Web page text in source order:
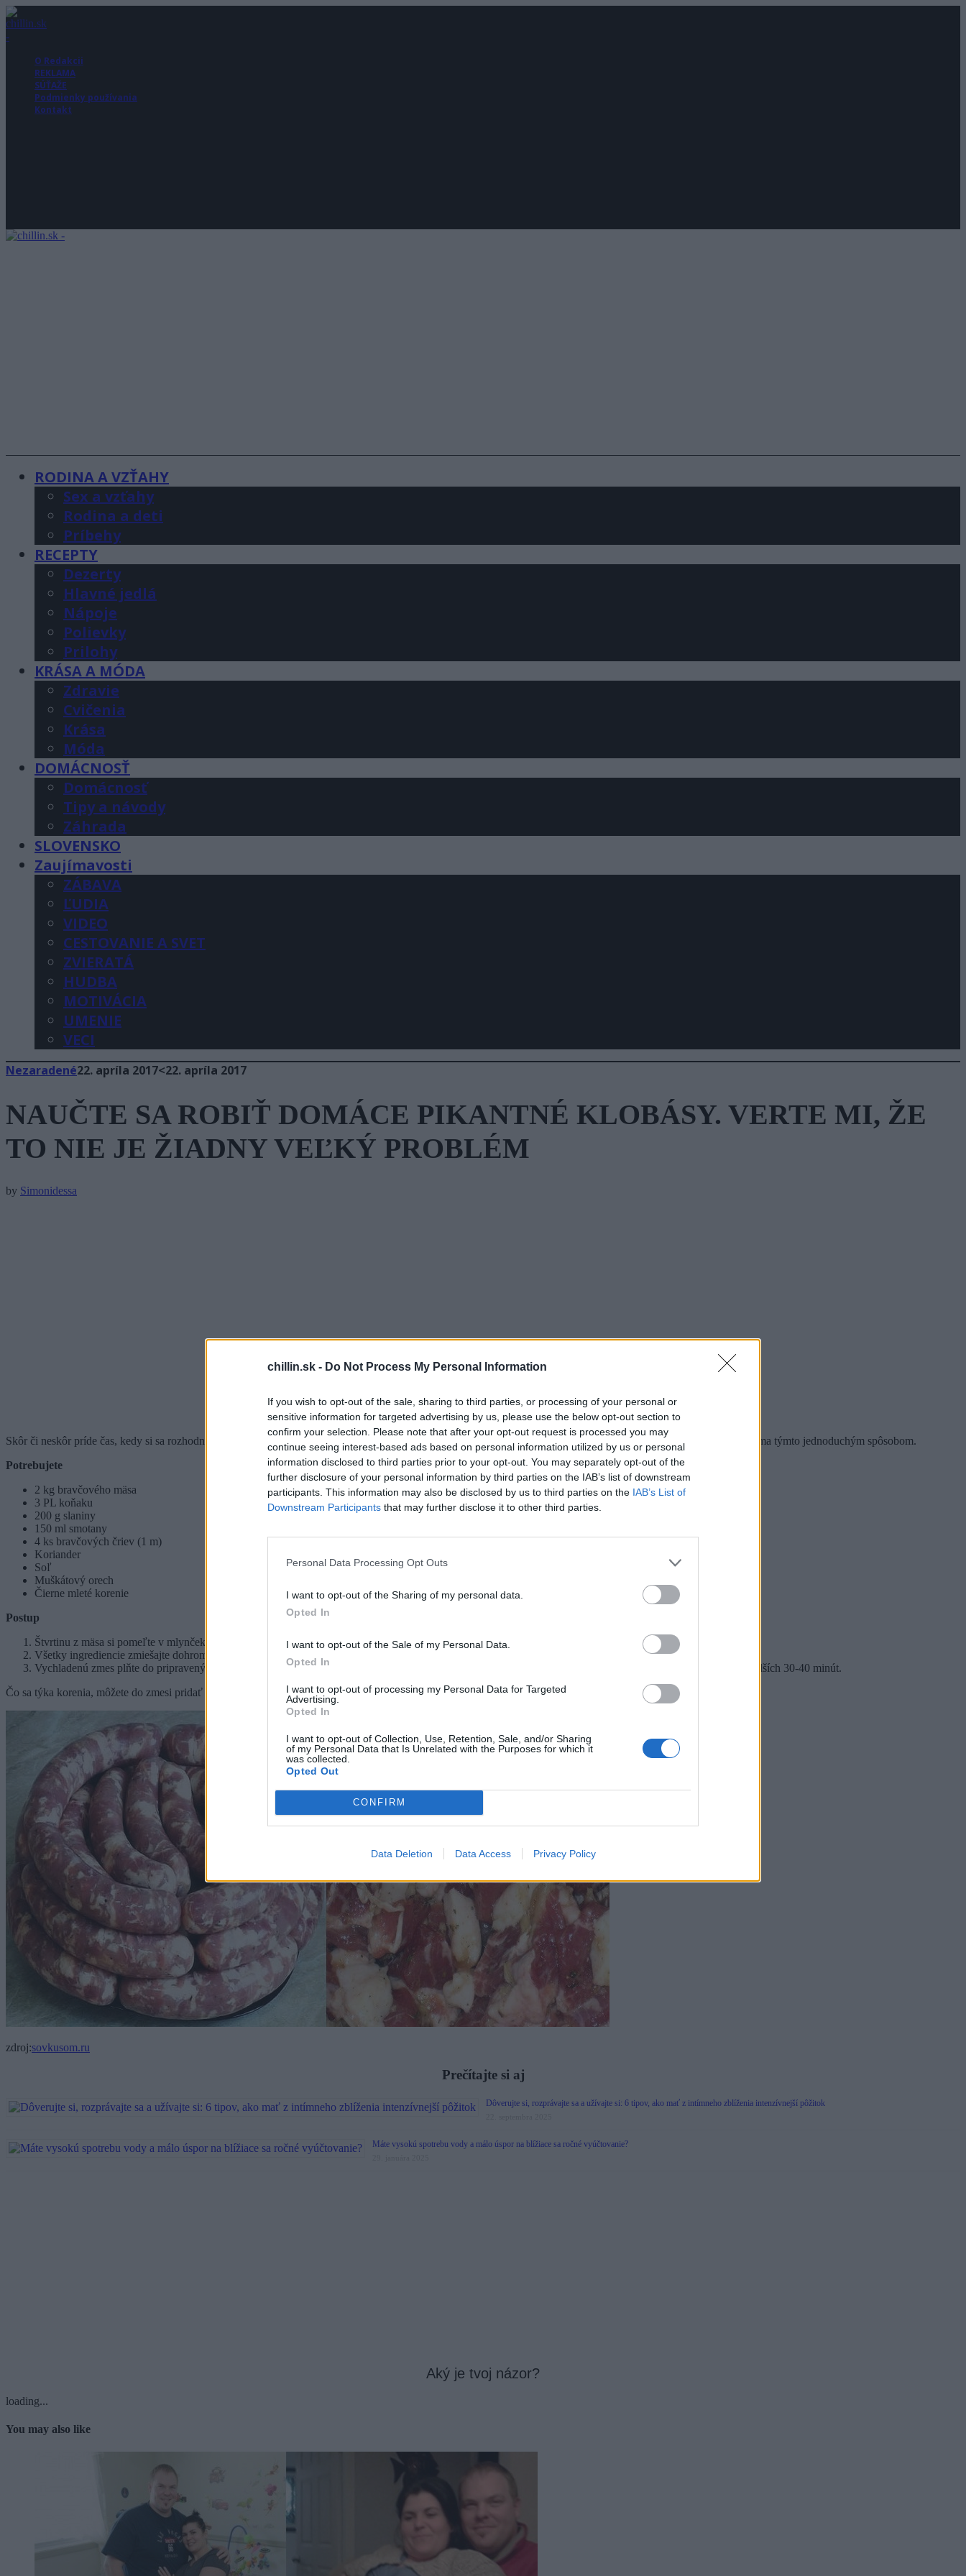
chillin.sk - Do Not Process My Personal Information
If you wish to opt-out of the sale, sharing to third parties, or processing of your personal or
sensitive information for targeted advertising by us, please use the below opt-out section to
confirm your selection. Please note that after your opt-out request is processed you may
continue seeing interest-based ads based on personal information utilized by us or personal
information disclosed to third parties prior to your opt-out. You may separately opt-out of the
further disclosure of your personal information by third parties on the IAB’s list of downstream
participants. This information may also be disclosed by us to third parties on the IAB’s List of
Downstream Participants that may further disclose it to other third parties.
Personal Data Processing Opt Outs
I want to opt-out of the Sharing of my personal data.
Opted In
I want to opt-out of the Sale of my Personal Data.
Opted In
I want to opt-out of processing my Personal Data for Targeted
Advertising.
Opted In
I want to opt-out of Collection, Use, Retention, Sale, and/or Sharing
of my Personal Data that Is Unrelated with the Purposes for which it
was collected.
Opted Out
CONFIRM
Data Deletion Data Access Privacy Policy
O Redakcii
REKLAMA
SÚŤAŽE
Podmienky používania
Kontakt
RODINA A VZŤAHY
Sex a vzťahy
Rodina a deti
Príbehy
RECEPTY
Dezerty
Hlavné jedlá
Nápoje
Polievky
Prilohy
KRÁSA A MÓDA
Zdravie
Cvičenia
Krása
Móda
DOMÁCNOSŤ
Domácnosť
Tipy a návody
Záhrada
SLOVENSKO
Zaujímavosti
ZÁBAVA
ĽUDIA
VIDEO
CESTOVANIE A SVET
ZVIERATÁ
HUDBA
MOTIVÁCIA
UMENIE
VECI
Nezaradené22. apríla 2017<22. apríla 2017
NAUČTE SA ROBIŤ DOMÁCE PIKANTNÉ KLOBÁSY. VERTE MI, ŽE
TO NIE JE ŽIADNY VEĽKÝ PROBLÉM
by Simonidessa
Skôr či neskôr príde čas, kedy si sa rozhodnete, že si urobíte domáce klobásy. Namiesto ich kupovania a rozmýšľania, či sú skutočne dobré, si ich môžete pripraviť doma týmto jednoduchým spôsobom.
Potrebujete
2 kg bravčového mäsa
3 PL koňaku
200 g slaniny
150 ml smotany
4 ks bravčových čriev (1 m)
Koriander
Soľ
Muškátový orech
Čierne mleté korenie
Postup
Štvrtinu z mäsa si pomeľte v mlynčeku na mäso a zvyšok si narežte spolu so slaninou na malé kúsky. Pripravte si 4 črevá – každé z nich s dĺžkou 1 m.
Všetky ingrediencie zmiešajte dohromady a vložte na noc do chladničky.
Vychladenú zmes plňte do pripravených čriev. Tie vložte do vrecka na pečenie a pečte pri 200 stupňoch 20 minút. Následne klobásy vyberte z vrecka a pečte ďalších 30-40 minút.
Čo sa týka korenia, môžete do zmesi pridať cesnak a milovníci ostrejších chutí aj čili papričky, ale opatrne!
zdroj:sovkusom.ru
Prečítajte si aj
Dôverujte si, rozprávajte sa a užívajte si: 6 tipov, ako mať z intímneho zblíženia intenzívnejší pôžitok
Máte vysokú spotrebu vody a málo úspor na blížiace sa ročné vyúčtovanie?
Aký je tvoj názor?
loading...
You may also like